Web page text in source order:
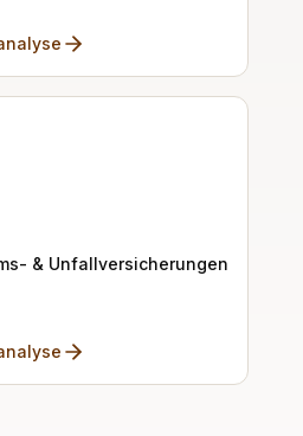
& Unfallversicherungen